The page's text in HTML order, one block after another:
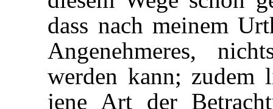
dass nach meinem
Angenehmeres,
werden kann; zudem
jene Art der